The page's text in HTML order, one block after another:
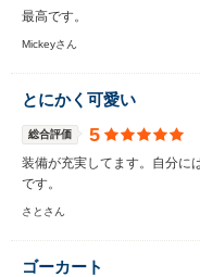
最高です。
Mickeyさん
とにかく可愛い
総合評価 5
装備が充実してます。自分に
です。
さとさん
ゴーカート